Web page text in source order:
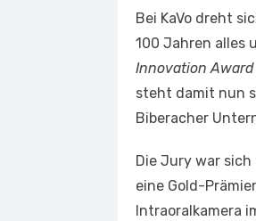
Bei KaVo dreht
100 Jahren alles
Innovation Award
steht damit nun
Biberacher
Die Jury war sich
eine Gold-
Intraoralkamera